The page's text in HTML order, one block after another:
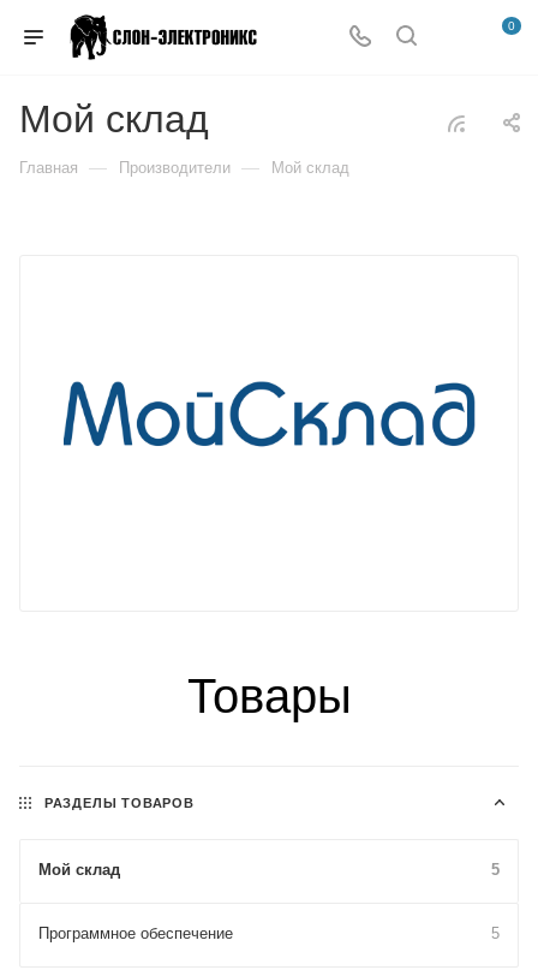
0
Мой склад
Главная — Производители — Мой склад
Товары
РАЗДЕЛЫ ТОВАРОВ
Мой склад 5
Программное обеспечение 5